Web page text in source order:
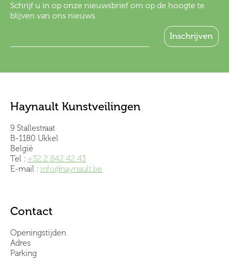
Schrijf u in op onze nieuwsbrief om op de hoogte te
blijven van ons nieuws.
Haynault Kunstveilingen
9 Stallestraat
B-1180 Ukkel
België
Tel : +32 2 842 42 43
E-mail : info@haynault.be
Contact
Openingstijden
Adres
Parking